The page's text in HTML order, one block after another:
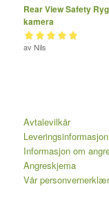
Rear View Safety
kamera
Vurdert
av Nils
Avtalevilkår
Leveringsinformasjon
Informasjon om
Angreskjema
Vår